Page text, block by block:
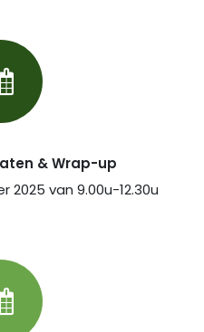
& Wrap-up
2025 van 9.00u-12.30u